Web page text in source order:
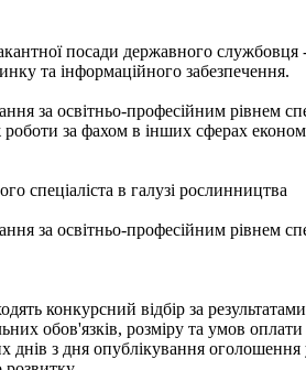
посади державного службовця
та інформаційного забезпечення.
за освітньо-професійним рівнем
за фахом в інших сферах
спеціаліста в галузі рослинництва
за освітньо-професійним рівнем
конкурсний відбір за результатами
обов'язків, розміру та умов
з дня опублікування